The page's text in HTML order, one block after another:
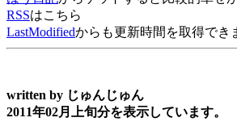
RSSはこちら
LastModifiedからも更新時間を取得でき
written by じゅんじゅん
2011年02月上旬分を表示しています。